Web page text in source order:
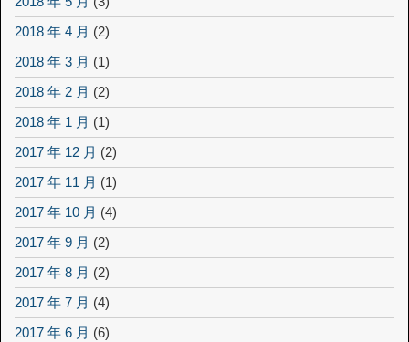
2018 年 4 月 (2)
2018 年 3 月 (1)
2018 年 2 月 (2)
2018 年 1 月 (1)
2017 年 12 月 (2)
2017 年 11 月 (1)
2017 年 10 月 (4)
2017 年 9 月 (2)
2017 年 8 月 (2)
2017 年 7 月 (4)
2017 年 6 月 (6)